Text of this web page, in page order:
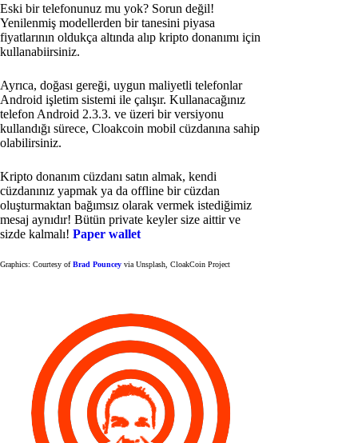
Eski bir telefonunuz mu yok? Sorun değil!
Yenilenmiş modellerden bir tanesini piyasa
fiyatlarının oldukça altında alıp kripto donanımı için
kullanabiirsiniz.
Ayrıca, doğası gereği, uygun maliyetli telefonlar
Android işletim sistemi ile çalışır. Kullanacağınız
telefon Android 2.3.3. ve üzeri bir versiyonu
kullandığı sürece, Cloakcoin mobil cüzdanına sahip
olabilirsiniz.
Kripto donanım cüzdanı satın almak, kendi
cüzdanınız yapmak ya da offline bir cüzdan
oluşturmaktan bağımsız olarak vermek istediğimiz
mesaj aynıdır! Bütün private keyler size aittir ve
sizde kalmalı! Paper wallet
Graphics: Courtesy ofBrad Pouncey via Unsplash, CloakCoin Project